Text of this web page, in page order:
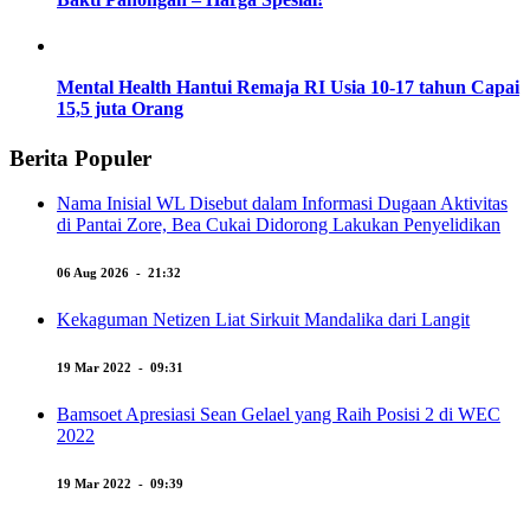
Mental Health Hantui Remaja RI Usia 10-17 tahun Capai
15,5 juta Orang
Berita Populer
Nama Inisial WL Disebut dalam Informasi Dugaan Aktivitas
di Pantai Zore, Bea Cukai Didorong Lakukan Penyelidikan
06 Aug 2026 - 21:32
Kekaguman Netizen Liat Sirkuit Mandalika dari Langit
19 Mar 2022 - 09:31
Bamsoet Apresiasi Sean Gelael yang Raih Posisi 2 di WEC
2022
19 Mar 2022 - 09:39